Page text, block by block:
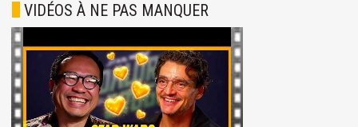
VIDÉOS À NE PAS MANQUER